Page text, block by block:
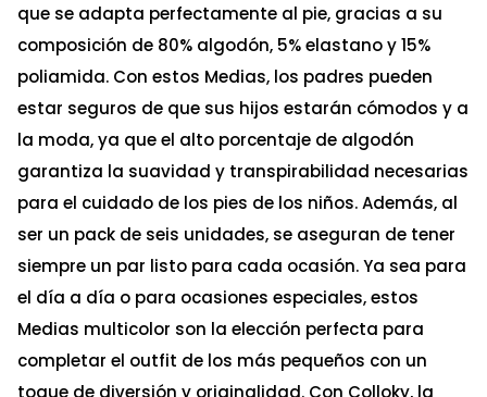
que se adapta perfectamente al pie, gracias a su
composición de 80% algodón, 5% elastano y 15%
poliamida. Con estos Medias, los padres pueden
estar seguros de que sus hijos estarán cómodos y a
la moda, ya que el alto porcentaje de algodón
garantiza la suavidad y transpirabilidad necesarias
para el cuidado de los pies de los niños. Además, al
ser un pack de seis unidades, se aseguran de tener
siempre un par listo para cada ocasión. Ya sea para
el día a día o para ocasiones especiales, estos
Medias multicolor son la elección perfecta para
completar el outfit de los más pequeños con un
toque de diversión y originalidad. Con Colloky, la